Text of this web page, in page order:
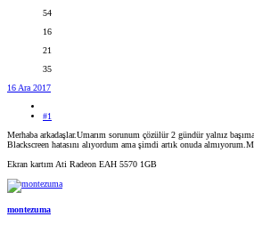
54
16
21
35
16 Ara 2017
#1
Merhaba arkadaşlar.Umarım sorunum çözülür 2 gündür yalnız
Blackscreen hatasını alıyordum ama şimdi artık onuda
Ekran kartım Ati Radeon EAH 5570 1GB
montezuma